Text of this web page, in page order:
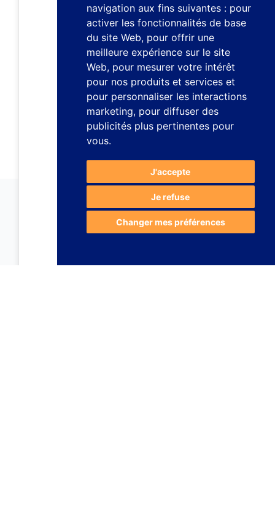
navigation aux fins suivantes : pour
activer les fonctionnalités de base
du site Web, pour offrir une
meilleure expérience sur le site
Web, pour mesurer votre intérêt
pour nos produits et services et
pour personnaliser les interactions
marketing, pour diffuser des
publicités plus pertinentes pour
vous.
J'accepte
Je refuse
Changer mes préférences